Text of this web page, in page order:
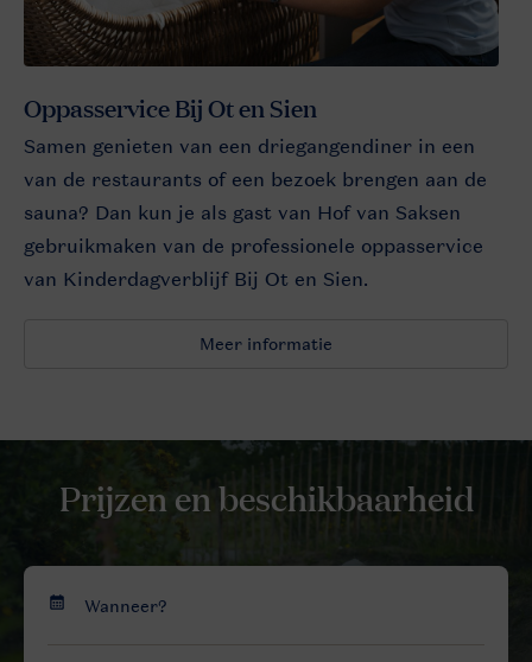
Oppasservice Bij Ot en Sien
Samen genieten van een driegangendiner in een
van de restaurants of een bezoek brengen aan de
sauna? Dan kun je als gast van Hof van Saksen
gebruikmaken van de professionele oppasservice
van Kinderdagverblijf Bij Ot en Sien.
Meer informatie
Prijzen en beschikbaarheid